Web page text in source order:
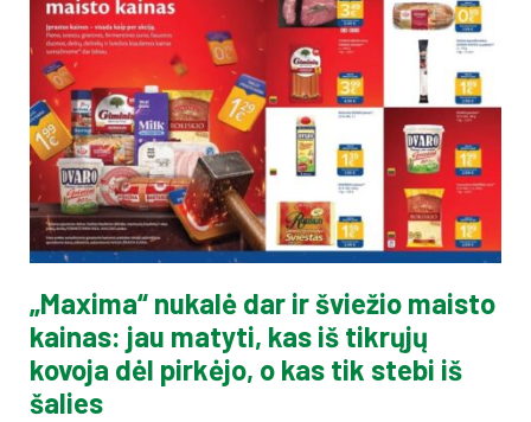
„Maxima“ nukalė dar ir šviežio maisto
kainas: jau matyti, kas iš tikrųjų
kovoja dėl pirkėjo, o kas tik stebi iš
šalies